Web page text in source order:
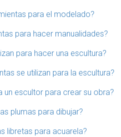
para el modelado?
para hacer manualidades?
para hacer una escultura?
se utilizan para la escultura?
un escultor para crear su obra?
plumas para dibujar?
libretas para acuarela?